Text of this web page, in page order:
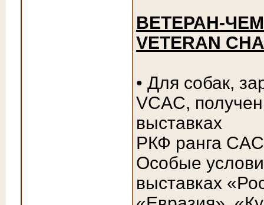
ВЕТЕРАН-
VETERAN
• Для собак,
VCAC,
выставках
РКФ ранга
Особые
выставках